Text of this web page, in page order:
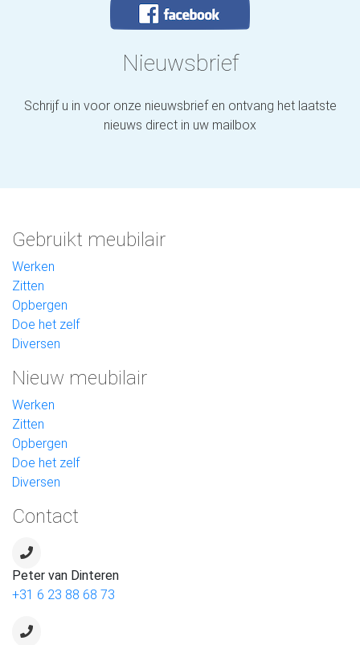
Nieuwsbrief
Schrijf u in voor onze nieuwsbrief en ontvang het laatste
nieuws direct in uw mailbox
Gebruikt meubilair
Werken
Zitten
Opbergen
Doe het zelf
Diversen
Nieuw meubilair
Werken
Zitten
Opbergen
Doe het zelf
Diversen
Contact
Peter van Dinteren
+31 6 23 88 68 73